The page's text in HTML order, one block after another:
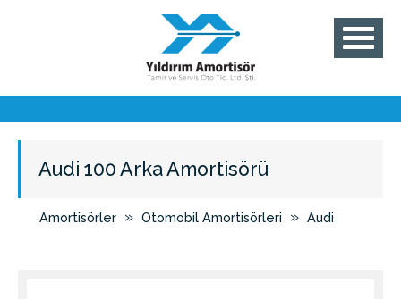
Audi 100 Arka Amortisörü
Amortisörler » Otomobil Amortisörleri » Audi